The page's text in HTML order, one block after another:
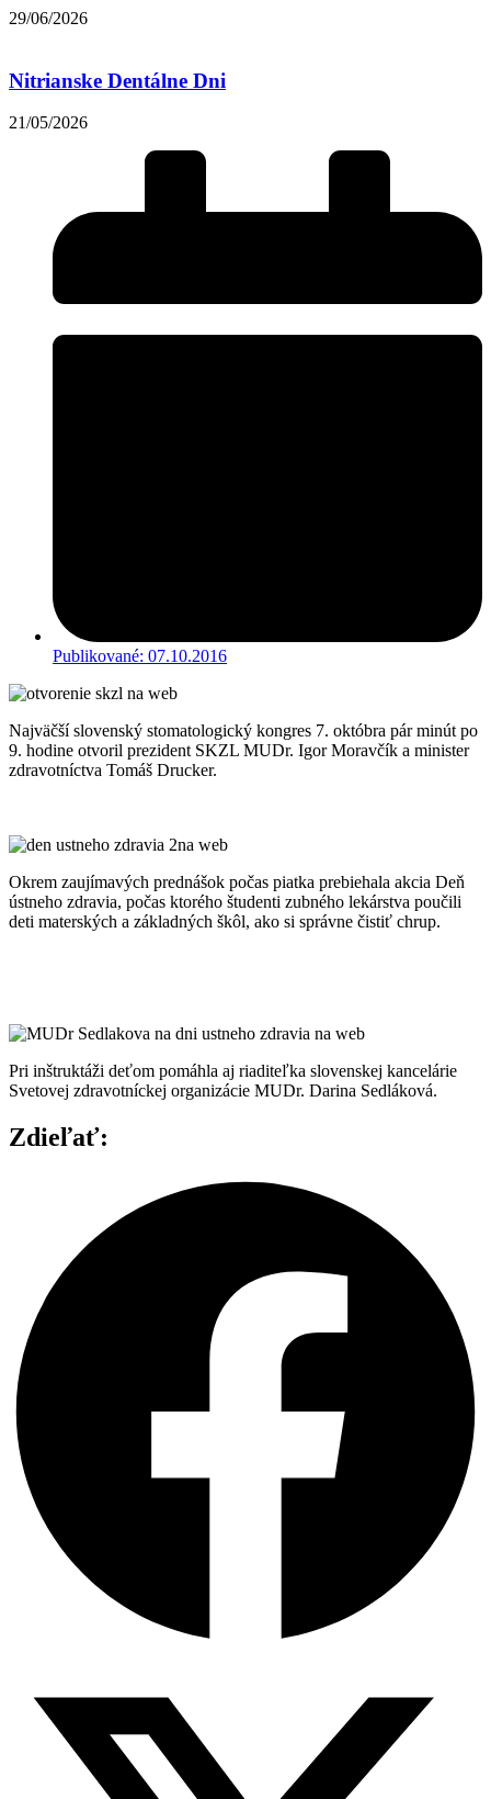
29/06/2026
Nitrianske Dentálne Dni
21/05/2026
Publikované: 07.10.2016
Najväčší slovenský stomatologický kongres 7. októbra pár minút po
9. hodine otvoril prezident SKZL MUDr. Igor Moravčík a minister
zdravotníctva Tomáš Drucker.
Okrem zaujímavých prednášok počas piatka prebiehala akcia Deň
ústneho zdravia, počas ktorého študenti zubného lekárstva poučili
deti materských a základných škôl, ako si správne čistiť chrup.
Pri inštruktáži deťom pomáhla aj riaditeľka slovenskej kancelárie
Svetovej zdravotníckej organizácie MUDr. Darina Sedláková.
Zdieľať: